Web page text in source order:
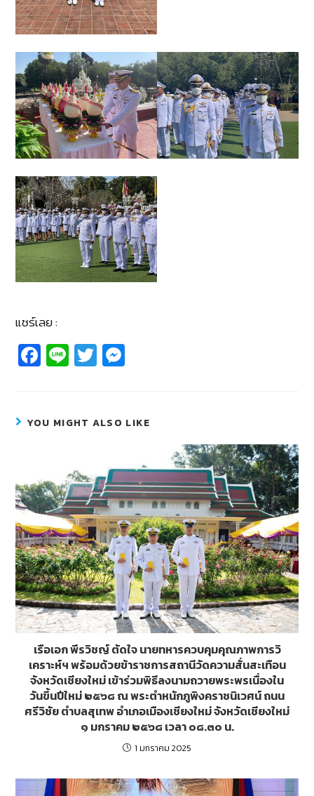
แชร์เลย :
Fa
c
b
k
Li
n
T
wi
er e
g
er
YOU MIGHT ALSO LIKE
เรือเอก พีรวิชญ์ ตัดใจ นายทหารควบคุมคุณภาพการวิ
เคราะห์ฯ พร้อมด้วยข้าราชการสถานีวัดความสั่นสะเทือน
จังหวัดเชียงใหม่ เข้าร่วมพิธีลงนามถวายพระพรเนื่องใน
วันขึ้นปีใหม่ ๒๕๖๘ ณ พระตำหนักภูพิงคราชนิเวศน์ ถนน
ศรีวิชัย ตำบลสุเทพ อำเภอเมืองเชียงใหม่ จังหวัดเชียงใหม่
๑ มกราคม ๒๕๖๘ เวลา ๐๘.๓๐ น.
1 มกราคม 2025